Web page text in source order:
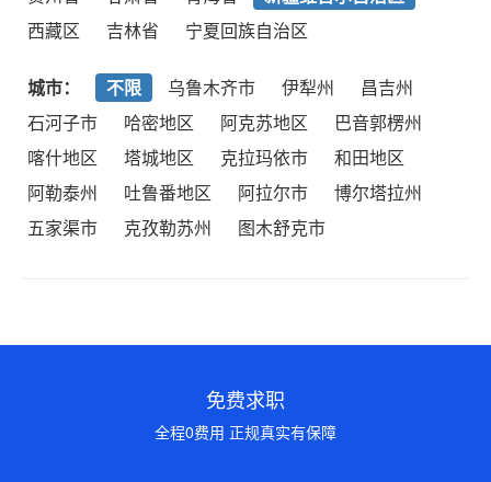
西藏区
吉林省 宁夏回族自治区
城市： 不限 乌鲁木齐市 伊犁州
昌吉州
石河子市
哈密地区 阿克苏地区
巴音郭楞州
喀什地区
塔城地区 克拉玛依市
和田地区
阿勒泰州
吐鲁番地区 阿拉尔市
博尔塔拉州
五家渠市
克孜勒苏州 图木舒克市
免费求职
全程0费用 正规真实有保障